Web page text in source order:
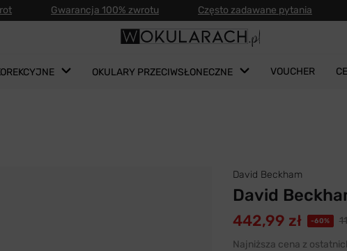
Gwarancja 100% zwrotu Często zadawane pytania
OKULARY PRZECIWSŁONECZNE VOUCHER
David Beckham
David
442,99 zł -60%
Najniższa cena z